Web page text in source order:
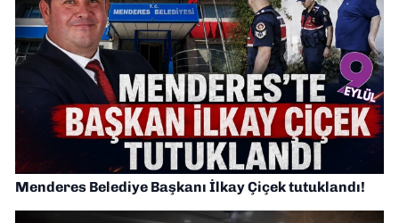
Menderes Belediye Başkanı İlkay Çiçek tutuklandı!